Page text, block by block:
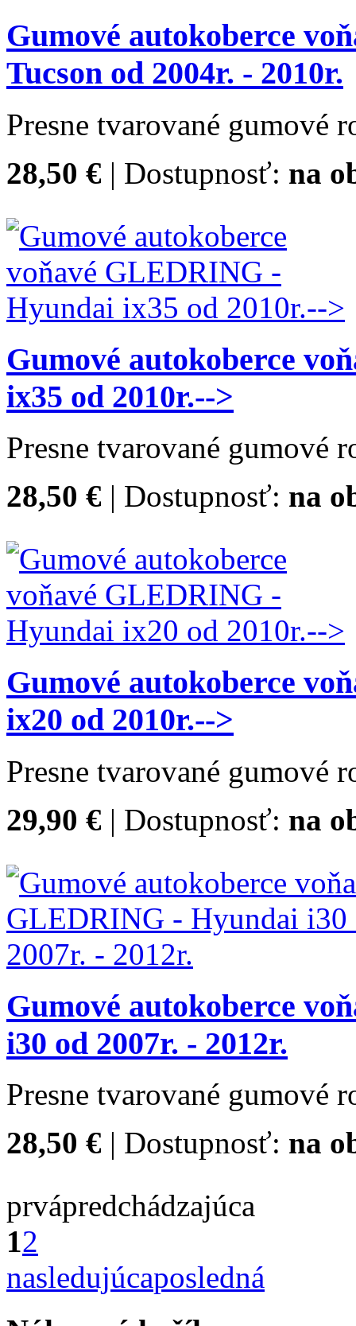
Gumové autokoberce
Tucson od 2004r. - 2010r.
Presne tvarované gumové
28,50 € | Dostupnosť: na
Gumové autokoberce
ix35 od 2010r.-->
Presne tvarované gumové
28,50 € | Dostupnosť: na
Gumové autokoberce
ix20 od 2010r.-->
Presne tvarované gumové
29,90 € | Dostupnosť: na
Gumové autokoberce
i30 od 2007r. - 2012r.
Presne tvarované gumové
28,50 € | Dostupnosť: na
prvápredchádzajúca
12
nasledujúcaposledná